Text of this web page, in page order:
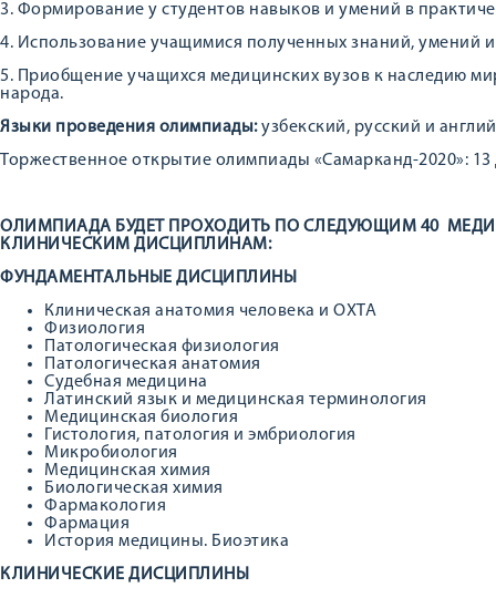
3. Формирование у студентов навыков и умений в
4. Использование учащимися полученных знаний, умений
5. Приобщение учащихся медицинских вузов к наследию
народа.
Языки проведения олимпиады:узбекский, русский и
Торжественное открытие олимпиады «Самарканд-2020»: 13
ОЛИМПИАДА БУДЕТ ПРОХОДИТЬ ПО СЛЕДУЮЩИМ 40
КЛИНИЧЕСКИМ ДИСЦИПЛИНАМ:
ФУНДАМЕНТАЛЬНЫЕ ДИСЦИПЛИНЫ
Клиническая анатомия человека и ОХТА
Физиология
Патологическая физиология
Патологическая анатомия
Судебная медицина
Латинский язык и медицинская терминология
Медицинская биология
Гистология, патология и эмбриология
Микробиология
Медицинская химия
Биологическая химия
Фармакология
Фармация
История медицины. Биоэтика
КЛИНИЧЕСКИЕ ДИСЦИПЛИНЫ